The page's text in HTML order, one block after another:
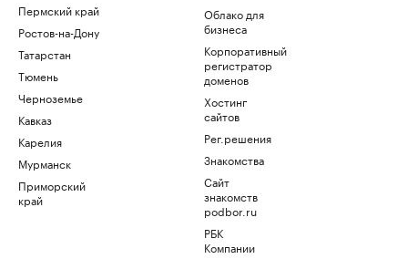
Пермский край
Ростов-на-Дону
Татарстан
Тюмень
Черноземье
Кавказ
Карелия
Мурманск
Приморский
край
Облако для
бизнеса
Корпоративный
регистратор
доменов
Хостинг
сайтов
Рег.решения
Знакомства
Сайт
знакомств
podbor.ru
РБК
Компании